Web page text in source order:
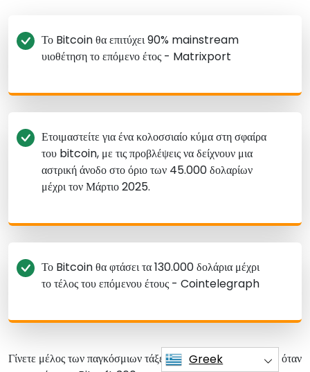
Το Bitcoin θα επιτύχει 90% mainstream
υιοθέτηση το επόμενο έτος - Matrixport
Ετοιμαστείτε για ένα κολοσσιαίο κύμα στη σφαίρα
του bitcoin, με τις προβλέψεις να δείχνουν μια
αστρική άνοδο στο όριο των 45.000 δολαρίων
μέχρι τον Μάρτιο 2025.
Το Bitcoin θα φτάσει τα 130.000 δολάρια μέχρι
το τέλος του επόμενου έτους - Cointelegraph
Γίνετε μέλος των παγκόσμιων τάξεων των εμπόρων bitcoin όταν
Greek